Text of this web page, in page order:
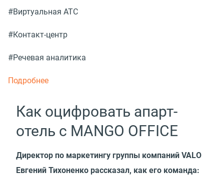
#Виртуальная АТС
#Контакт-центр
#Речевая аналитика
Подробнее
Как оцифровать апарт-
отель с MANGO OFFICE
Директор по маркетингу группы компаний VALO
Евгений Тихоненко рассказал, как его команда: